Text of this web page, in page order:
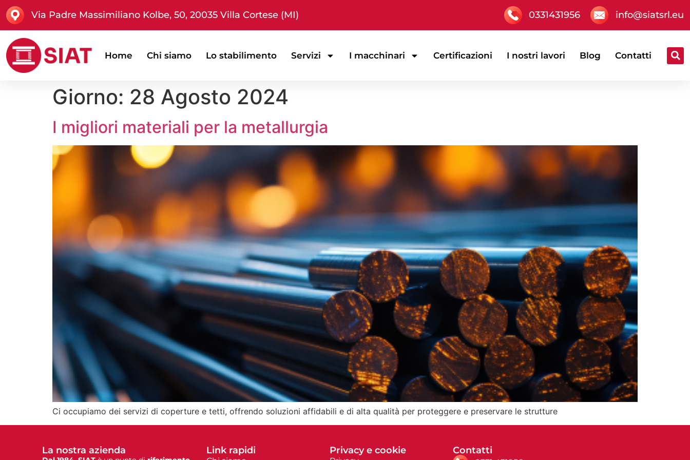
Via Padre Massimiliano Kolbe, 50, 20035 Villa Cortese (MI) 0331431956 info@siatsrl.eu
Home Chi siamo Lo stabilimento Servizi I macchinari Certificazioni I nostri lavori Blog Contatti
Giorno: 28 Agosto 2024
I migliori materiali per la metallurgia
Ci occupiamo dei servizi di coperture e tetti, offrendo soluzioni affidabili e di alta qualità per proteggere e preservare le strutture
La nostra azienda Link rapidi Privacy e cookie Contatti